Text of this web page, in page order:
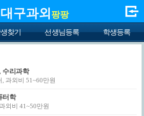
대구과외 팡팡
찾기 선생님등록 학생등록
수리과학
과외비 51~60만원
터학
외비 41~50만원